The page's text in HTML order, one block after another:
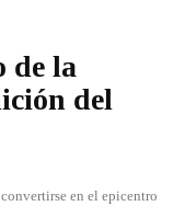
de la
del
en el epicentro